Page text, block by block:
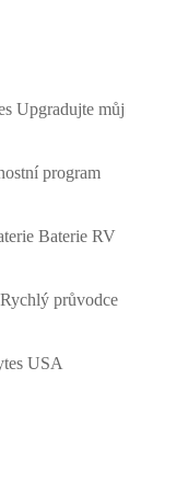
Upgradujte můj
program
Baterie RV
Rychlý průvodce
USA